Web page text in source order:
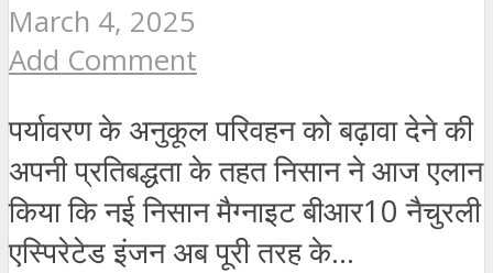
March 4, 2025
Add Comment
पर्यावरण के अनुकूल परिवहन को बढ़ावा देने की
अपनी प्रतिबद्धता के तहत निसान ने आज एलान
किया कि नई निसान मैग्नाइट बीआर10 नैचुरली
एस्पिरेटेड इंजन अब पूरी तरह के...